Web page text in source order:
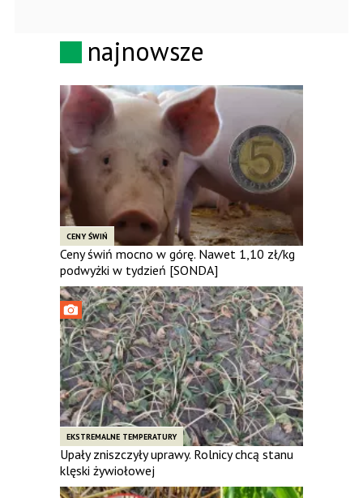
najnowsze
CENY ŚWIŃ
Ceny świń mocno w górę. Nawet 1,10 zł/kg
podwyżki w tydzień [SONDA]
EKSTREMALNE TEMPERATURY
Upały zniszczyły uprawy. Rolnicy chcą stanu
klęski żywiołowej